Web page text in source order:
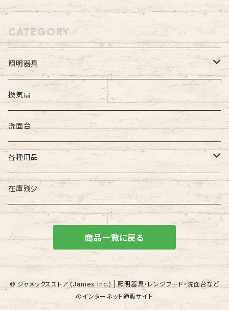
CATEGORY
照明器具
屋外照明
壁付け照明
吊下げ照明
門柱灯
屋内照明
壁付け照明
天井直付け照明
天井吊下げ照明
換気扇
洗面台
各種用品
照明器具用
在庫残少
商品一覧に戻る
© ジャメックスストア (Jamex Inc.) | 照明器具・レンジフード・洗面台など
のインターネット通販サイト